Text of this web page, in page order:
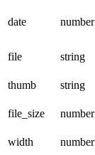
date number
file string
thumb
string
file_size
number
width
number